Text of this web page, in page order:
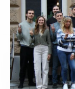
LANDTAGSWAHL
LANDWIRTSCHAFT
PRESSEMITTEILUNG
STARTSEITE
TIERSCHUTZ /
UMWELT UND KLIMA
VERANSTALTUNGEN